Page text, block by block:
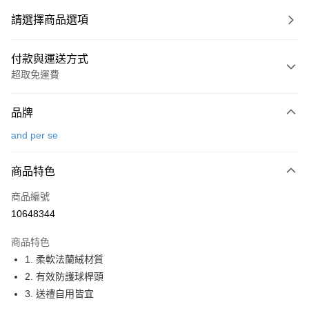
請選擇商品選項
付款與運送方式
超取免運費
信用卡一次付款
LINE Pay
Apple Pay
悠遊付
大哥付你分期
相關說明
品牌
and per se
商品特色
商品編號
10648344
商品特色
1. 柔軟法蘭絨材質
2. 有效防護球桿頭
3. 送禮自用皆宜